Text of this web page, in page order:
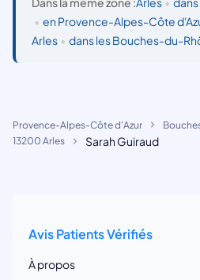
• en Provence-Alpes-Côte
Arles • dans les Bouches-du-
Provence-Alpes-Côte d'Azur
13200 Arles
Sarah Guiraud
Avis Patients Vérifiés
À propos